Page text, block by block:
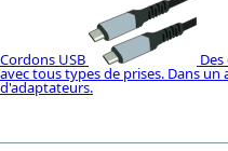
Cordons USB
avec tous types de prises. Dans
d'adaptateurs.